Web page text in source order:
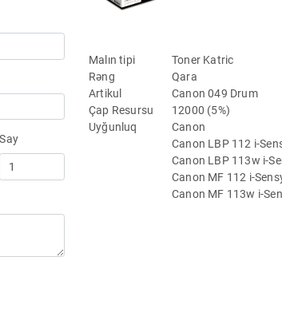
Say
Malın tipi
Toner Katric
Rəng
Qara
Artikul
Canon 049 Drum
Çap Resursu 12000 (5%)
Uyğunluq
Canon
Canon LBP 112 i-
Canon LBP 113w i-
Canon MF 112 i-
Canon MF 113w i-